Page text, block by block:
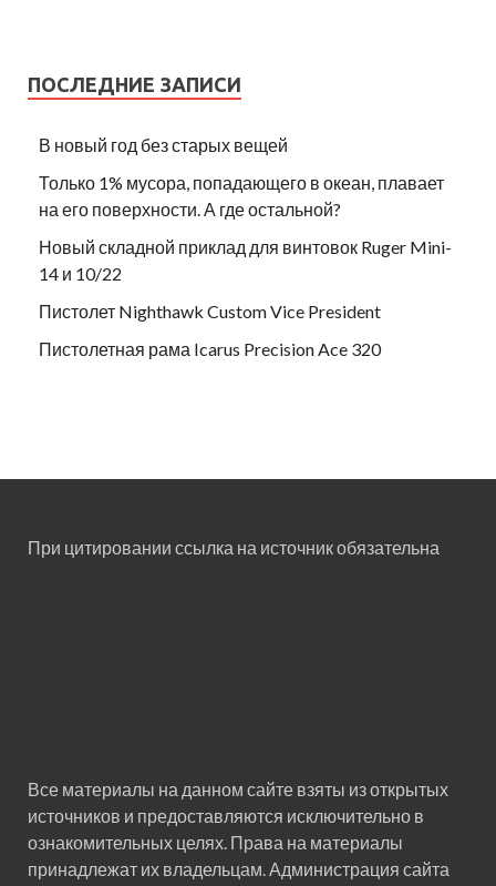
ПОСЛЕДНИЕ ЗАПИСИ
В новый год без старых вещей
Только 1% мусора, попадающего в океан, плавает
на его поверхности. А где остальной?
Новый складной приклад для винтовок Ruger Mini-
14 и 10/22
Пистолет Nighthawk Custom Vice President
Пистолетная рама Icarus Precision Ace 320
При цитировании ссылка на источник обязательна
Все материалы на данном сайте взяты из открытых
источников и предоставляются исключительно в
ознакомительных целях. Права на материалы
принадлежат их владельцам. Администрация сайта